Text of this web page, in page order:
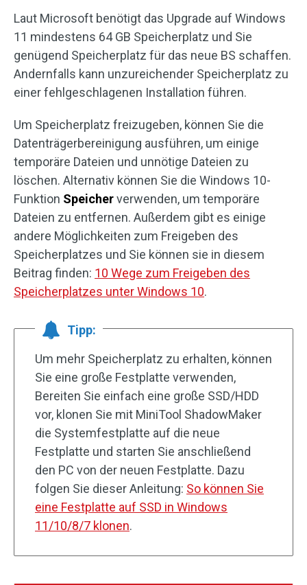
Laut Microsoft benötigt das Upgrade auf Windows
11 mindestens 64 GB Speicherplatz und Sie
genügend Speicherplatz für das neue BS schaffen.
Andernfalls kann unzureichender Speicherplatz zu
einer fehlgeschlagenen Installation führen.
Um Speicherplatz freizugeben, können Sie die
Datenträgerbereinigung ausführen, um einige
temporäre Dateien und unnötige Dateien zu
löschen. Alternativ können Sie die Windows 10-
Funktion Speicherverwenden, um temporäre
Dateien zu entfernen. Außerdem gibt es einige
andere Möglichkeiten zum Freigeben des
Speicherplatzes und Sie können sie in diesem
Beitrag finden: 10 Wege zum Freigeben des
Speicherplatzes unter Windows 10.
Tipp:
Um mehr Speicherplatz zu erhalten, können
Sie eine große Festplatte verwenden,
Bereiten Sie einfach eine große SSD/HDD
vor, klonen Sie mit MiniTool ShadowMaker
die Systemfestplatte auf die neue
Festplatte und starten Sie anschließend
den PC von der neuen Festplatte. Dazu
folgen Sie dieser Anleitung: So können Sie
eine Festplatte auf SSD in Windows
11/10/8/7 klonen.